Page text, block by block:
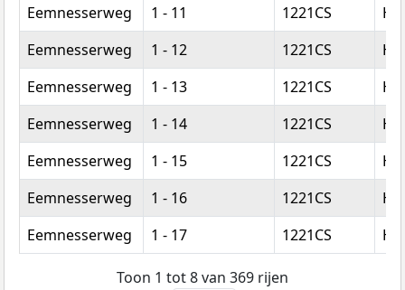
Eemnesserweg
1 - 11 1221CS
Eemnesserweg
1 - 12 1221CS
Eemnesserweg
1 - 13 1221CS
Eemnesserweg
1 - 14 1221CS
Eemnesserweg
1 - 15 1221CS
Eemnesserweg
1 - 16 1221CS
Eemnesserweg
1 - 17 1221CS
Toon 1 tot 8 van 369 rijen